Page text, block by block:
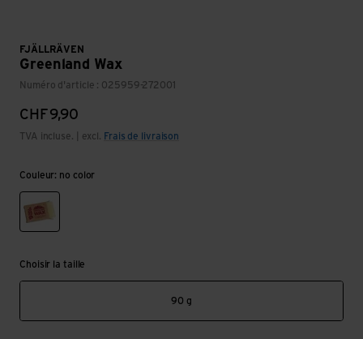
FJÄLLRÄVEN
Greenland Wax
Numéro d'article : 025959-272001
CHF9,90
TVA incluse. | excl. Frais de livraison
Couleur: no color
no color
Choisir la taille
90 g